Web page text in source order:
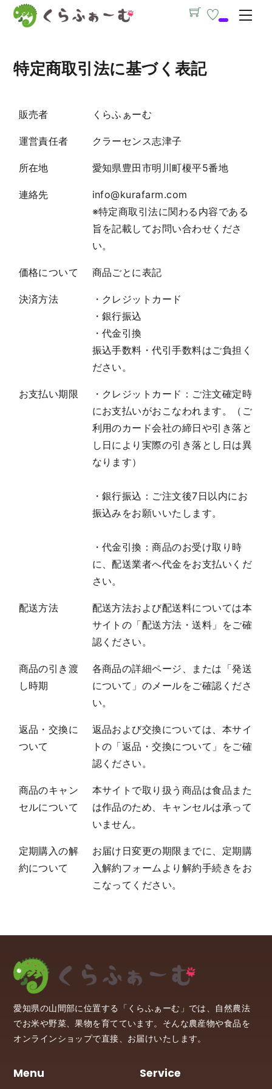
Skip
特定商取引法に基づく表記
販売者 くらふぁーむ
運営責任者 クラーセンス志津子
所在地 愛知県豊田市明川町榎平5番地
連絡先
info@kurafarm.com
※特定商取引法に関わる内容である
旨を記載してお問い合わせくださ
い。
価格について 商品ごとに表記
決済方法
・クレジットカード
・銀行振込
・代金引換
振込手数料・代引手数料はご負担く
ださい。
お支払い期限
・クレジットカード：ご注文確定時
にお支払いがおこなわれます。（ご
利用のカード会社の締日や引き落と
し日により実際の引き落とし日は異
なります）
・銀行振込：ご注文後7日以内にお
振込みをお願いいたします。
・代金引換：商品のお受け取り時
に、配送業者へ代金をお支払いくだ
さい。
配送方法
配送方法および配送料については本
サイトの「配送方法・送料」をご確
認ください。
商品の引き渡
し時期
各商品の詳細ページ、または「発送
について」のメールをご確認くださ
い。
返品・交換に
ついて
返品および交換については、本サイ
トの「返品・交換について」をご確
認ください。
商品のキャン
セルについて
本サイトで取り扱う商品は食品また
は作品のため、キャンセルは承って
いません。
定期購入の解
約について
お届け日変更の期限までに、定期購
入解約フォームより解約手続きをお
こなってください。
愛知県の山間部に位置する「くらふぁーむ」では、自然農法
でお米や野菜、果物を育てています。そんな農産物や食品を
オンラインショップで直接、お届けいたします。
Menu Service